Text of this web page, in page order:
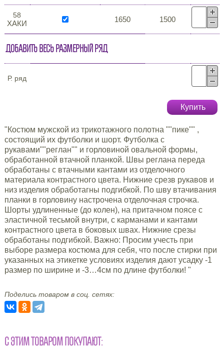
58
ХАКИ 1650 1500
Добавить весь размерный ряд
Р. ряд
Купить
"Костюм мужской из трикотажного полотна ""пике"" ,
состоящий их футболки и шорт. Футболка с
рукавами""реглан"" и горловиной овальной формы,
обработанной втачной планкой. Швы реглана переда
обработаны с втачными кантами из отделочного
материала контрастного цвета. Нижние срезв рукавов и
низ изделия обработагны подгибкой. По шву втачивания
планки в горловину настрочена отделочная строчка.
Шорты удлиненные (до колен), на притачном поясе с
эластичной тесьмой внутри, с карманами и кантами
контрастного цвета в боковых швах. Нижние срезы
обработаны подгибкой. Важно: Просим учесть при
выборе размера костюма для себя, что после стирки при
указанных на этикетке условиях изделия дают усадку -1
размер по ширине и -3…4см по длине футболки! "
Поделись товаром в соц. сетях:
С ЭТИМ ТОВАРОМ ПОКУПАЮТ: